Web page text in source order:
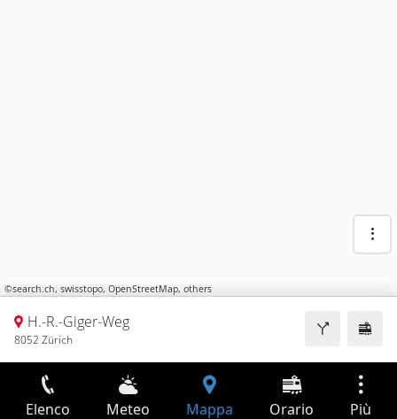
©search.ch, swisstopo, OpenStreetMap, others
H.-R.-Giger-Weg
8052 Zürich
Elenco Meteo Mappa Orario Più